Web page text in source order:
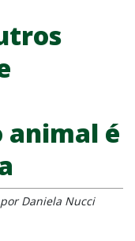
é
Daniela Nucci